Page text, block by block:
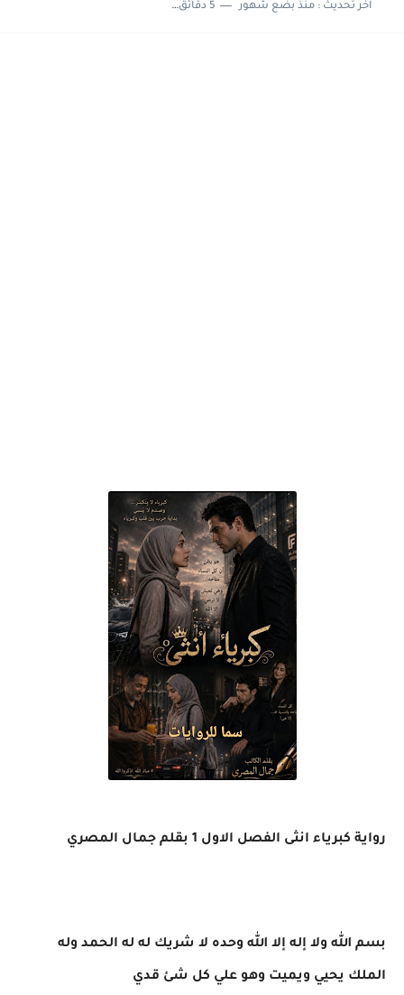
اخر تحديث :منذ بضع شهور 5 دقائق للقراءة
رواية كبرياء انثى الفصل الاول 1 بقلم جمال المصري
بسم الله ولا إله إلا الله وحده لا شريك له له الحمد وله
الملك يحيي ويميت وهو علي كل شئ قدي